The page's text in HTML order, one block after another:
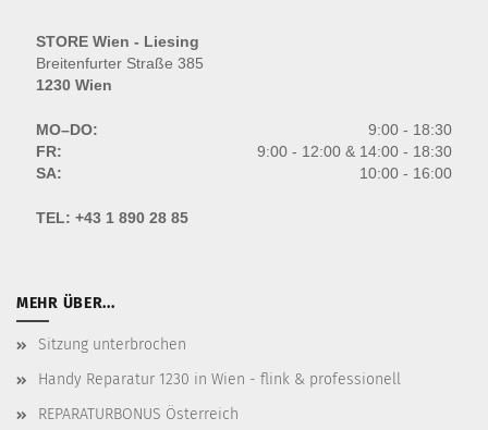
STORE Wien - Liesing
Breitenfurter Straße 385
1230 Wien
MO–DO:
9:00 - 18:30
FR:
9:00 - 12:00 & 14:00 - 18:30
SA:
10:00 - 16:00
TEL: +43 1 890 28 85
MEHR ÜBER...
Sitzung unterbrochen
Handy Reparatur 1230 in Wien - flink & professionell
REPARATURBONUS Österreich